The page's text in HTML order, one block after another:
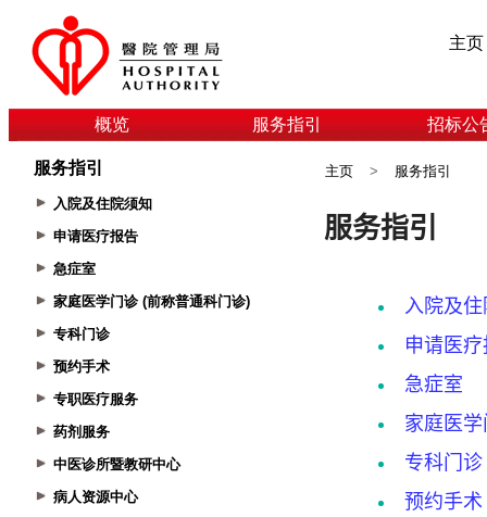
主页
概览 服务指引 招标公
服务指引
入院及住院须知
申请医疗报告
急症室
家庭医学门诊 (前称普通科门诊)
专科门诊
预约手术
专职医疗服务
药剂服务
中医诊所暨教研中心
病人资源中心
主页 > 服务指引